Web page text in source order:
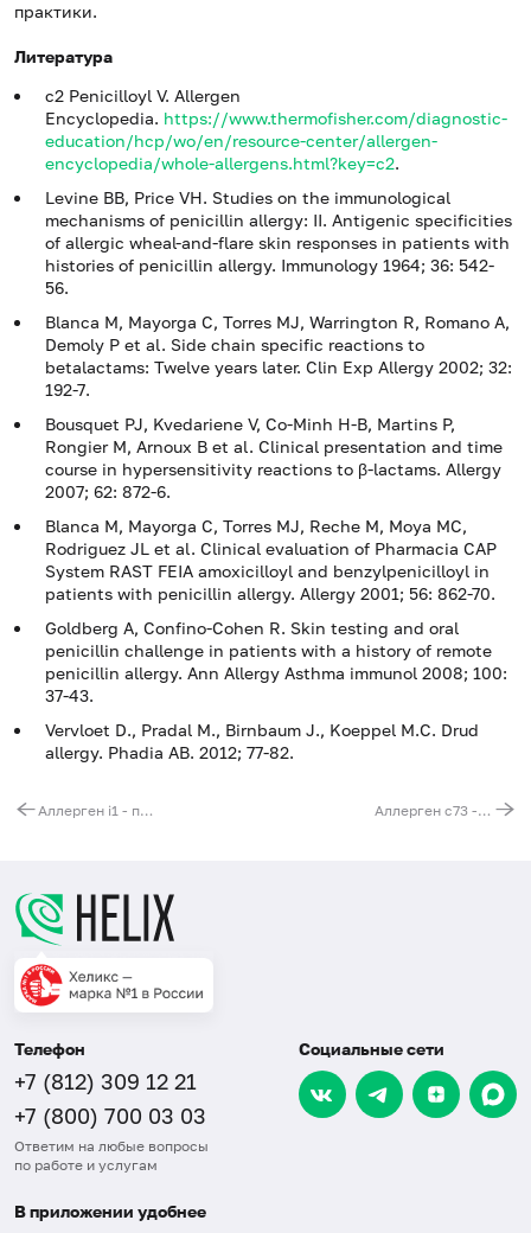
практики.
Литература
c2 Penicilloyl V. Allergen
Encyclopedia. https://www.thermofisher.com/diagnostic-
education/hcp/wo/en/resource-center/allergen-
encyclopedia/whole-allergens.html?key=c2.
Levine BB, Price VH. Studies on the immunological
mechanisms of penicillin allergy: II. Antigenic specificities
of allergic wheal-and-flare skin responses in patients with
histories of penicillin allergy. Immunology 1964; 36: 542-
56.
Blanca M, Mayorga C, Torres MJ, Warrington R, Romano A,
Demoly P et al. Side chain specific reactions to
betalactams: Twelve years later. Clin Exp Allergy 2002; 32:
192-7.
Bousquet PJ, Kvedariene V, Co-Minh H-B, Martins P,
Rongier M, Arnoux B et al. Clinical presentation and time
course in hypersensitivity reactions to β-lactams. Allergy
2007; 62: 872-6.
Blanca M, Mayorga C, Torres MJ, Reche M, Moya MC,
Rodriguez JL et al. Clinical evaluation of Pharmacia CAP
System RAST FEIA amoxicilloyl and benzylpenicilloyl in
patients with penicillin allergy. Allergy 2001; 56: 862-70.
Goldberg A, Confino-Cohen R. Skin testing and oral
penicillin challenge in patients with a history of remote
penicillin allergy. Ann Allergy Asthma immunol 2008; 100:
37-43.
Vervloet D., Pradal M., Birnbaum J., Koeppel M.C. Drud
allergy. Phadia AB. 2012; 77-82.
Аллерген i1 - пчелиный яд, IgE Аллерген c73 - инсулин человеческий, IgE
Телефон
+7 (812) 309 12 21
+7 (800) 700 03 03
Ответим на любые вопросы
по работе и услугам
Социальные сети
В приложении удобнее